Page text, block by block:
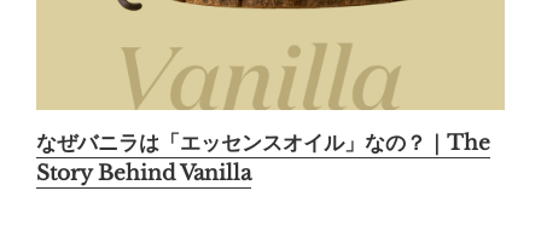
なぜバニラは「エッセンスオイル」なの？｜The
Story Behind Vanilla